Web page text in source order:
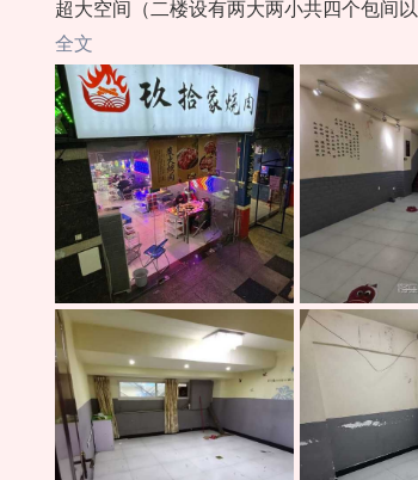
超大空间（二楼设有两大两小共四个包间
营，茶馆酒庄等各种用途，机会难得，先到
全文